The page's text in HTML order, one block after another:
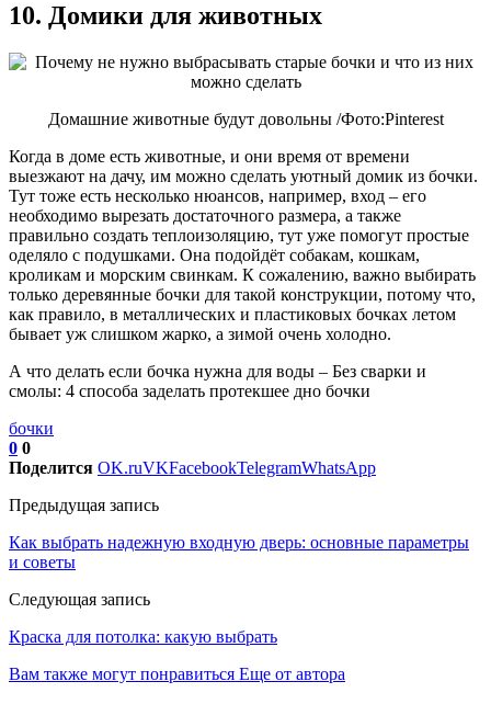
10. Домики для животных
Домашние животные будут довольны /Фото:Pinterest
Когда в доме есть животные, и они время от времени
выезжают на дачу, им можно сделать уютный домик из бочки.
Тут тоже есть несколько нюансов, например, вход – его
необходимо вырезать достаточного размера, а также
правильно создать теплоизоляцию, тут уже помогут простые
оделяло с подушками. Она подойдёт собакам, кошкам,
кроликам и морским свинкам. К сожалению, важно выбирать
только деревянные бочки для такой конструкции, потому что,
как правило, в металлических и пластиковых бочках летом
бывает уж слишком жарко, а зимой очень холодно.
А что делать если бочка нужна для воды – Без сварки и
смолы: 4 способа заделать протекшее дно бочки
бочки
0 0
Поделится OK.ruVKFacebookTelegramWhatsApp
Предыдущая запись
Как выбрать надежную входную дверь: основные параметры
и советы
Следующая запись
Краска для потолка: какую выбрать
Вам также могут понравиться Еще от автора